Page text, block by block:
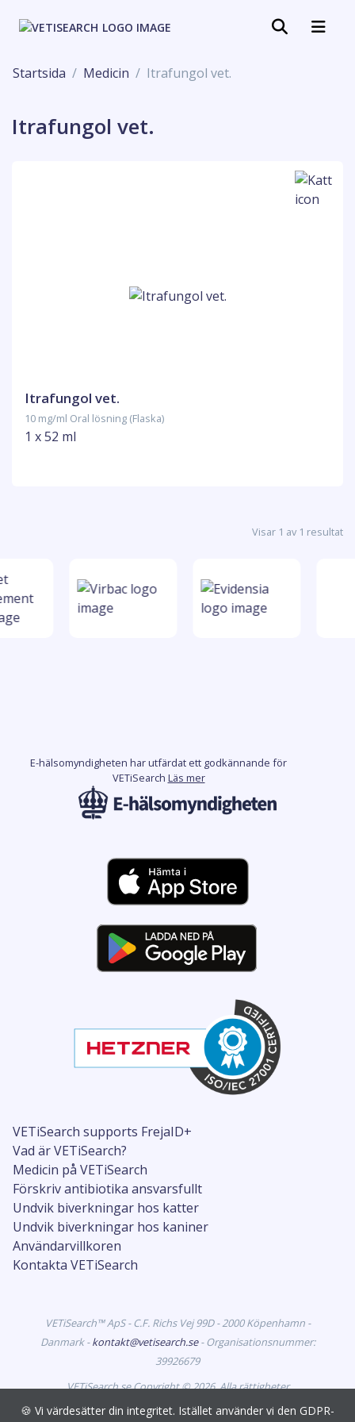
Startsida Medicin Itrafungol vet.
Itrafungol vet.
Itrafungol vet.
10 mg/ml Oral lösning (Flaska)
1 x 52 ml
Visar 1 av 1 resultat
VETiSearch supports FrejaID+
Vad är VETiSearch?
Medicin på VETiSearch
Förskriv antibiotika ansvarsfullt
Undvik biverkningar hos katter
Undvik biverkningar hos kaniner
Användarvillkoren
Kontakta VETiSearch
E-hälsomyndigheten har utfärdat ett godkännande för
VETiSearch Läs mer
VETiSearch™ ApS - C.F. Richs Vej 99D - 2000 Köpenhamn -
Danmark -kontakt@vetisearch.se- Organisationsnummer:
39926679
VETiSearch.se Copyright © 2026. Alla rättigheter
förbehållna. VETiSearch innehåller information om
🍪 Vi värdesätter din integritet. Istället använder vi den GDPR-